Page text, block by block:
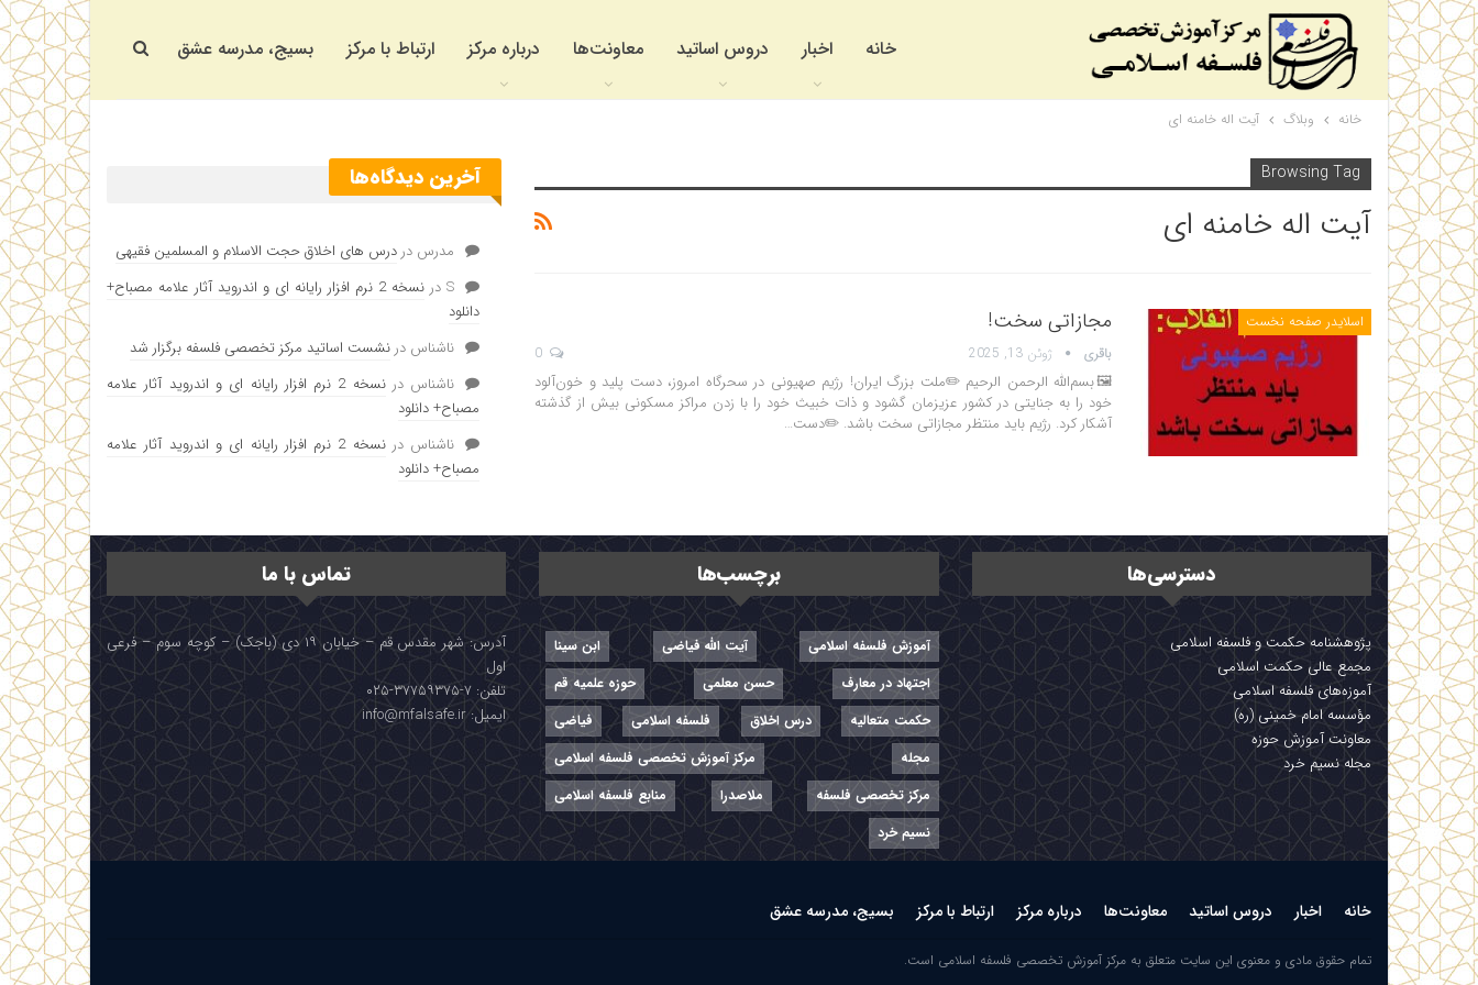
خانه اخبار دروس اساتید معاونت‌ها درباره مرکز ارتباط با مرکز بسیج، مدرسه عشق
خانه وبلاگ آیت اله خامنه ای
Browsing Tag
آیت اله خامنه ای
اسلایدر صفحه نخست مجازاتی سخت!
باقری ژوئن 13, 2025
🖼بسم‌الله الرحمن الرحیم ✏️ملت بزرگ ایران! رژیم صهیونی در سحرگاه امروز، دست پلید و خون‌آلود
خود را به جنایتی در کشور عزیزمان گشود و ذات خبیث خود را با زدن مراکز مسکونی بیش از گذشته
آشکار کرد. رژیم باید منتظر مجازاتی سخت باشد. ✏️دست…
آخرین دیدگاه‌ها
مدرس در درس های اخلاق حجت الاسلام و المسلمین فقیهی
Sدر
نسخه 2 نرم افزار رایانه ای و اندروید آثار علامه مصباح+
دانلود
ناشناس در نشست اساتید مرکز تخصصی فلسفه برگزار شد
ناشناس در
نسخه 2 نرم افزار رایانه ای و اندروید آثار علامه
مصباح+ دانلود
ناشناس در
نسخه 2 نرم افزار رایانه ای و اندروید آثار علامه
مصباح+ دانلود
دسترسی‌ها
پژوهشنامه حکمت و فلسفه اسلامی
مجمع عالی حکمت اسلامی
آموزه‌های فلسفه اسلامی
مؤسسه امام خمینی (ره)
معاونت آموزش حوزه
مجله نسیم خرد
برچسب‌ها
آموزش فلسفه اسلامی آیت الله فیاضی
ابن سینا
اجتهاد در معارف
حسن معلمی
حوزه علمیه قم
حکمت متعالیه
درس اخلاق فلسفه اسلامی
فیاضی
مجله
مرکز آموزش تخصصی فلسفه اسلامی
مرکز تخصصی فلسفه
ملاصدرا
منابع فلسفه اسلامی
نسیم خرد
تماس با ما
آدرس: شهر مقدس قم – خیابان ۱۹ دی (باجک) – کوچه سوم – فرعی
اول
تلفن: ۷-۳۷۷۵۹۳۷۵-۰۲۵
ایمیل: info@mfalsafe.ir
خانه اخبار دروس اساتید معاونت‌ها درباره مرکز ارتباط با مرکز بسیج، مدرسه عشق
تمام حقوق مادی و معنوی این سایت متعلق به مرکز آموزش تخصصی فلسفه اسلامی است.